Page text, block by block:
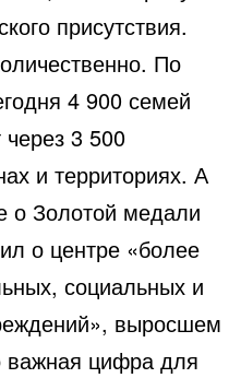
присутствия.
По
4 900 семей
3 500
и территориях. А
о Золотой медали
о центре «более
социальных и
выросшем
важная цифра для